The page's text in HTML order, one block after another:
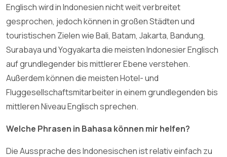
Englisch wird in Indonesien nicht weit verbreitet
gesprochen, jedoch können in großen Städten und
touristischen Zielen wie Bali, Batam, Jakarta, Bandung,
Surabaya und Yogyakarta die meisten Indonesier Englisch
auf grundlegender bis mittlerer Ebene verstehen.
Außerdem können die meisten Hotel- und
Fluggesellschaftsmitarbeiter in einem grundlegenden bis
mittleren Niveau Englisch sprechen.
Welche Phrasen in Bahasa können mir helfen?
Die Aussprache des Indonesischen ist relativ einfach zu